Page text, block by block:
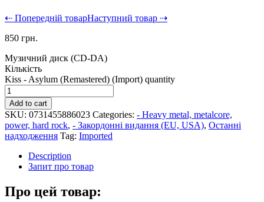
⇠ Попередній товарНаступний товар ⇢
850 грн.
Музичний диск (CD-DA)
Кількість
Kiss - Asylum (Remastered) (Import) quantity
Add to cart
SKU: 0731455886023 Categories: - Heavy metal, metalcore,
power, hard rock, - Закордонні видання (EU, USA), Останні
надходження Tag: Imported
Description
Запит про товар
Про цей товар: